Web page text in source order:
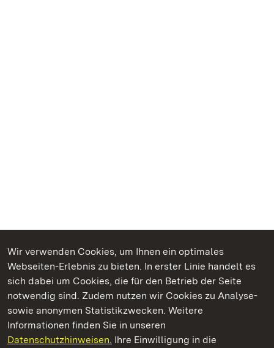
Wir verwenden Cookies, um Ihnen ein optimales
Webseiten-Erlebnis zu bieten. In erster Linie handelt es
sich dabei um Cookies, die für den Betrieb der Seite
notwendig sind. Zudem nutzen wir Cookies zu Analyse-
sowie anonymen Statistikzwecken. Weitere
Informationen finden Sie in unseren
Datenschutzhinweisen. Ihre Einwilligung in die
Kommen. Staunen. Genießen.
Barockschloss Mannheim